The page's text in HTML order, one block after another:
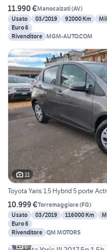
11.990 €Manocalzati(AV)
Usato
03/2019 92000 Km
Euro 6
Rivenditore MGM-AUTO.COM
11
Toyota Yaris 1.5 Hybrid 5 porte
10.999 €Torremaggiore(FG)
Usato
03/2019 116000 Km
Euro 6
Rivenditore QM MOTORS
6